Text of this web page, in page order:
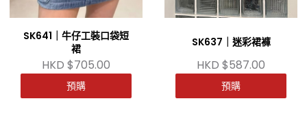
SK641｜牛仔工裝口袋短
裙
HKD $705.00
預購
SK637｜迷彩裙褲
HKD $587.00
預購